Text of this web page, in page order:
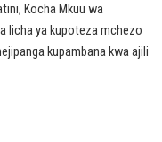
Kocha Mkuu wa
licha ya kupoteza mchezo
kupambana kwa ajili